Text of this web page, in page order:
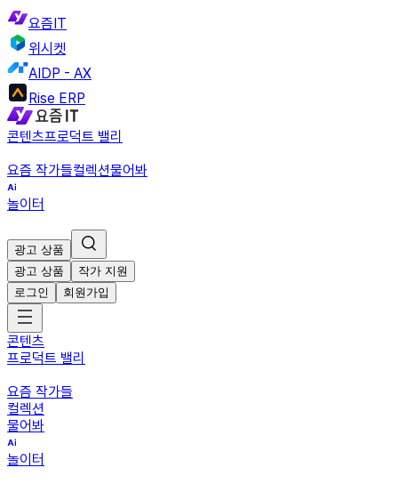
요즘IT
위시켓
AIDP - AX
Rise ERP
콘텐츠프로덕트 밸리
요즘 작가들컬렉션물어봐
놀이터
광고 상품
광고 상품
작가 지원
로그인
회원가입
콘텐츠
프로덕트 밸리
요즘 작가들
컬렉션
물어봐
놀이터